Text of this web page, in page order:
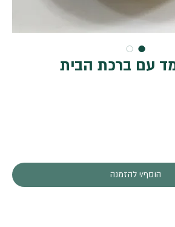
עם ברכת הבית
הוסף/י להזמנה